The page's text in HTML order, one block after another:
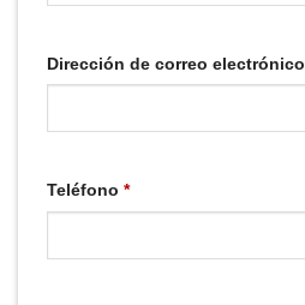
Dirección de correo electrónico
Teléfono *